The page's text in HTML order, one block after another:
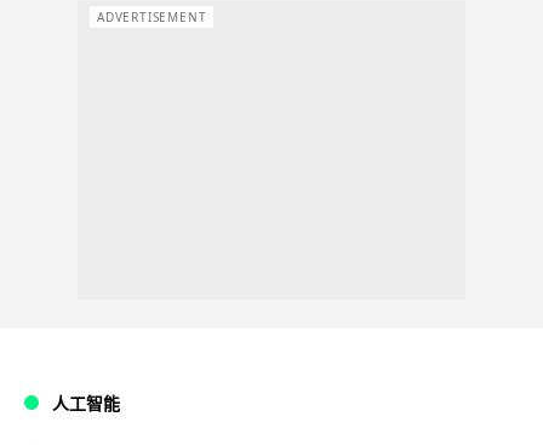
ADVERTISEMENT
人工智能